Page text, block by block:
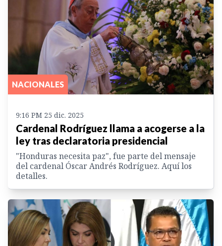
NACIONALES
9:16 PM 25 dic. 2025
Cardenal Rodríguez llama a acogerse a la
ley tras declaratoria presidencial
"Honduras necesita paz", fue parte del mensaje
del cardenal Óscar Andrés Rodríguez. Aquí los
detalles.